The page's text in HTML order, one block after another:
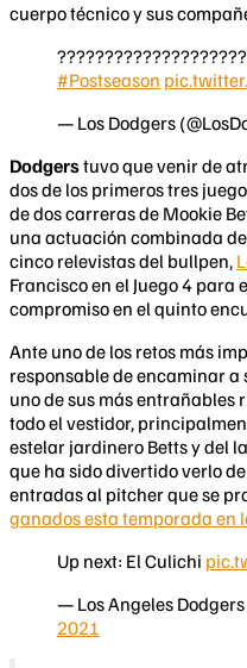
cuerpo técnico y sus
????????????????????
#Postseason
— Los Dodgers
Dodgerstuvo que venir de
dos de los primeros tres
de dos carreras de Mookie
una actuación combinada
cinco relevistas del bullpen,
Francisco en el Juego 4
compromiso en el quinto
Ante uno de los retos más
responsable de encaminar
uno de sus más entrañables
todo el vestidor,
estelar jardinero Betts y del
que ha sido divertido verlo
entradas al pitcher que se
ganados esta temporada en
Up next: El Culichi
— Los Angeles
2021